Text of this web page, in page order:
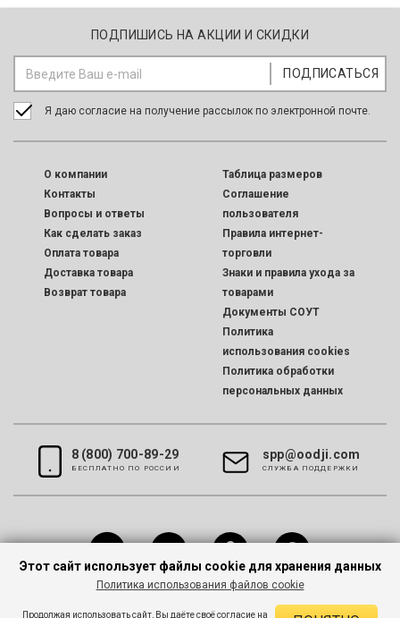
ПОДПИШИСЬ НА АКЦИИ И СКИДКИ
Я даю согласие на получение рассылок по электронной почте.
O компании
Контакты
Вопросы и ответы
Как сделать заказ
Оплата товара
Доставка товара
Возврат товара
Таблица размеров
Соглашение
пользователя
Правила интернет-
торговли
Знаки и правила ухода за
товарами
Документы СОУТ
Политика
использования cookies
Политика обработки
персональных данных
8 (800) 700-89-29
БЕСПЛАТНО ПО РОССИИ
spp@oodji.com
CЛУЖБА ПОДДЕРЖКИ
Этот сайт использует файлы cookie для хранения данных
Политика использования файлов cookie
Продолжая использовать сайт, Вы даёте своё согласие на